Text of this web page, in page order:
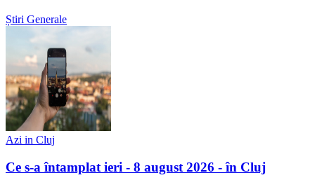
Știri Generale
Azi in Cluj
Ce s-a întamplat ieri - 8 august 2026 - în Cluj